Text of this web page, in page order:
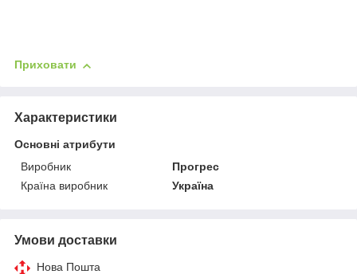
Приховати
Характеристики
Основні атрибути
Виробник
Прогрес
Країна виробник
Україна
Умови доставки
Нова Пошта